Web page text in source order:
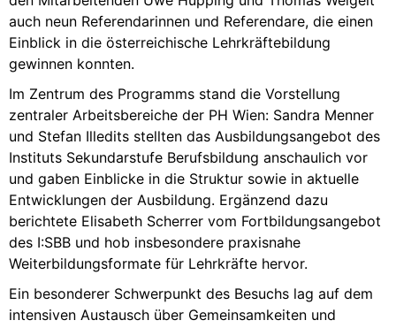
auch neun Referendarinnen und Referendare, die einen
Einblick in die österreichische Lehrkräftebildung
gewinnen konnten.
Im Zentrum des Programms stand die Vorstellung
zentraler Arbeitsbereiche der PH Wien: Sandra Menner
und Stefan Illedits stellten das Ausbildungsangebot des
Instituts Sekundarstufe Berufsbildung anschaulich vor
und gaben Einblicke in die Struktur sowie in aktuelle
Entwicklungen der Ausbildung. Ergänzend dazu
berichtete Elisabeth Scherrer vom Fortbildungsangebot
des I:SBB und hob insbesondere praxisnahe
Weiterbildungsformate für Lehrkräfte hervor.
Ein besonderer Schwerpunkt des Besuchs lag auf dem
intensiven Austausch über Gemeinsamkeiten und